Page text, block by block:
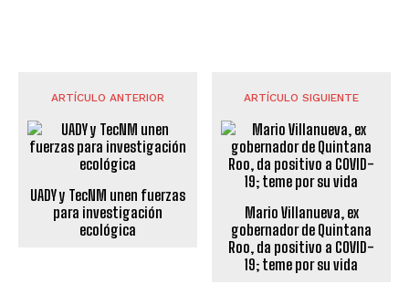
ARTÍCULO ANTERIOR
UADY y TecNM unen fuerzas
para investigación
ecológica
ARTÍCULO SIGUIENTE
Mario Villanueva, ex
gobernador de Quintana
Roo, da positivo a COVID-
19; teme por su vida